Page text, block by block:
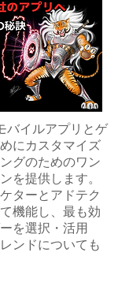
バイルアプリとゲ
にカスタマイズ
グのためのワン
を提供します。
ターとアドテク
機能し、最も効
を選択・活用
ンドについても